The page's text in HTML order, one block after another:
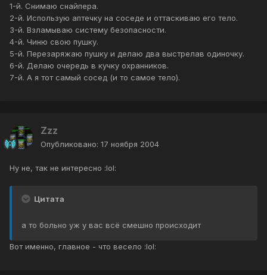
1-й. Снимаю снайпера.
2-й. Использую аптечку на соседе и оттаскиваю его тело.
3-й. Взламываю систему безопасности.
4-й. Чиню свою пушку.
5-й. Перезаряжаю пушку и делаю два выстрелав одиночку.
6-й. Делаю очередь в кучку охранников.
7-й. А я тот самый сосед (и то самое тело).
Zzz
Опубликовано: 17 ноября 2004
Ну не, так не интересно :lol:
Цитата
а то больно уж у вас всё смешно происходит
Вот именно, главное - что весело :lol: